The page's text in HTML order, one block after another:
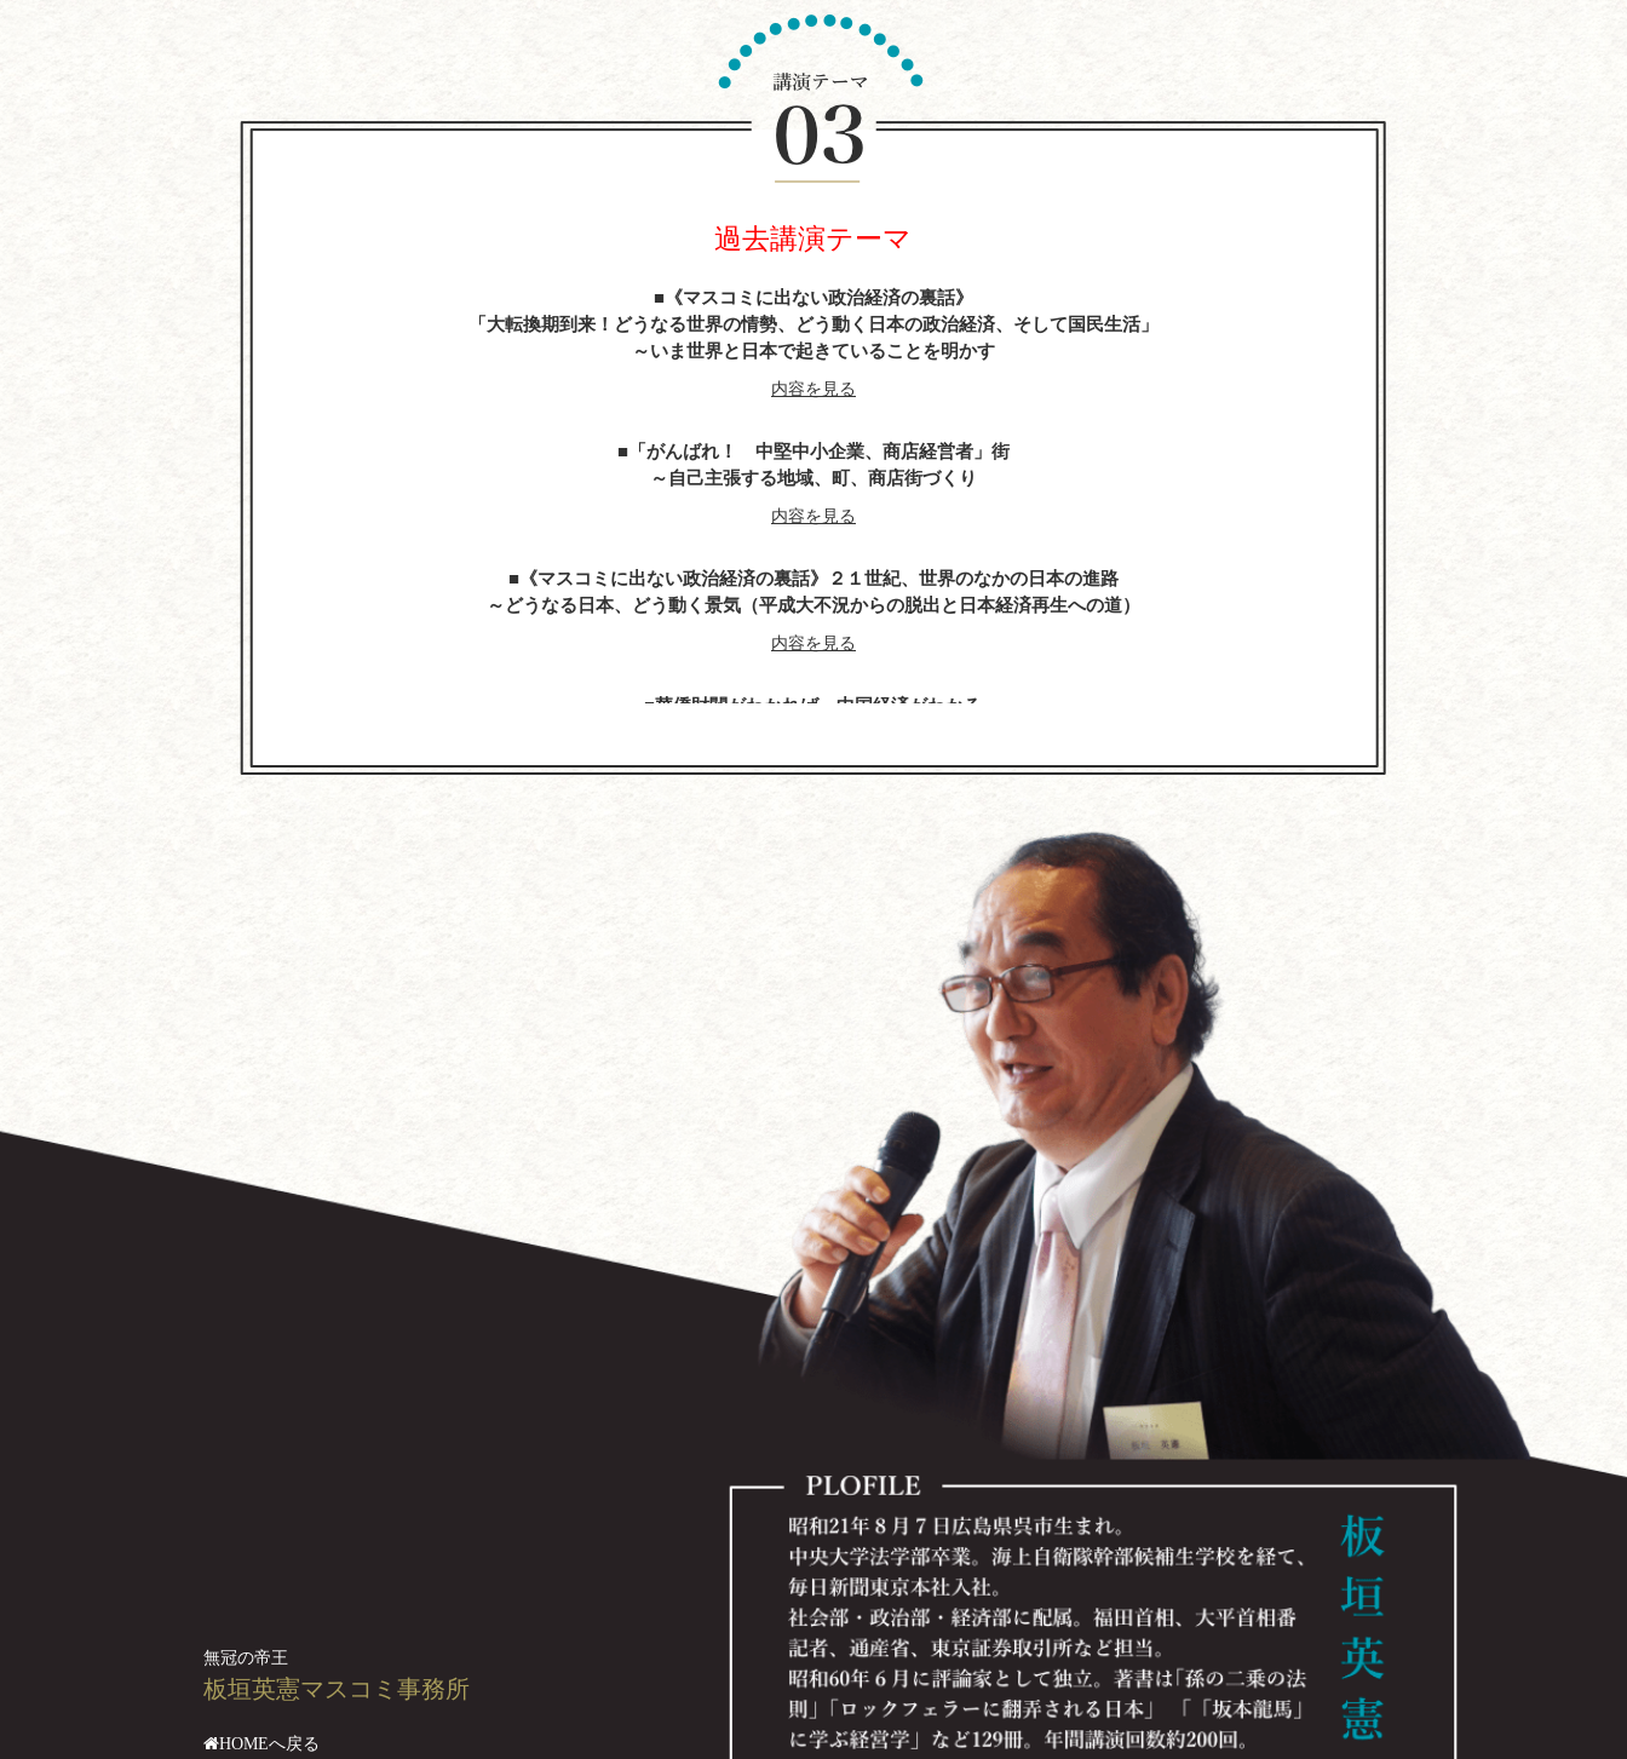
今こそ、躍動感とエネルギーにあふれる勇者が求めらている
武田信玄の軍師・山本勘助が教える「風林火山」の兵法に学ぶ経営学
天璋院・篤姫―女の戦（いくさ）
内容を見る
戦国武将「直江兼続」という生き方
内容を見る
がんばれ経営者～山内一豊の妻に学ぶ男の力・女の智慧
内容を見る
不信の時代なればこそ『誠』の経営学
～新選組の精神と行動の美学をビジネスに生かす
内容を見る
内容を見る
徳川３代に学ぶ経営成功法～国づくり・企業づくり・家庭づくり・人づくり
上杉鷹山の藩政改革に学ぶ ～企業再生の極意はこれだ！
過去講演テーマ
《マスコミに出ない政治経済の裏話》
「大転換期到来！どうなる世界の情勢、どう動く日本の政治経済、そして国民生活」
～いま世界と日本で起きていることを明かす
内容を見る
「がんばれ！ 中堅中小企業、商店経営者」街
～自己主張する地域、町、商店街づくり
内容を見る
《マスコミに出ない政治経済の裏話》２１世紀、世界のなかの日本の進路
～どうなる日本、どう動く景気（平成大不況からの脱出と日本経済再生への道）
内容を見る
華僑財閥がわかれば、中国経済がわかる
内容を見る
【アメリカの経営学者･ピータードラッカーに学ぶ】
『これからの企業の経営』～「人を幸福にする」のが目的、経営は手段である
「戦艦大和の最期」（吉田満著）を読む
～なぜ戦艦大和は、日本人の心を引きつけるのか
『２０１１年は、こう動く！激変する世界と日本の進路』
～米国大乱、中国争乱、北朝鮮混乱、円高＝ドル安波乱
内容を見る
米国ブッシュ政権の世界戦略と日本の進路
～日本経済の再生から有事立法、個人情報保護法まで
全社員が知っておくべき情報管理術
～企業の情報資産を守り「情報管理の達人」になろう
内容を見る
今こそチャンス！ 立ち上がれ企業経営者！
内容を見る
無冠の帝王
板垣英憲マスコミ事務所
HOMEへ戻る